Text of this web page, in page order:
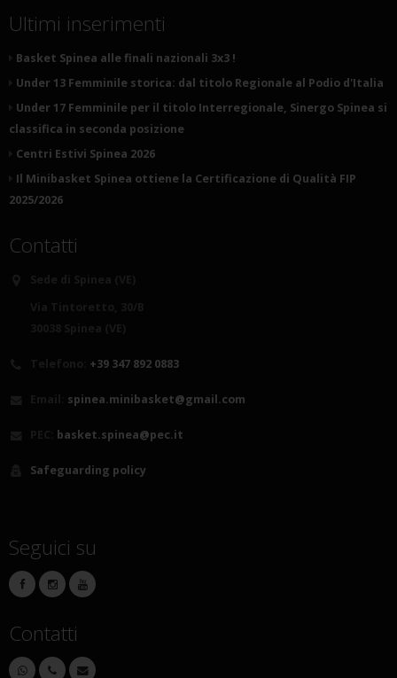
Ultimi inserimenti
Basket Spinea alle finali nazionali 3x3 !
Under 13 Femminile storica: dal titolo Regionale al Podio d'Italia
Under 17 Femminile per il titolo Interregionale, Sinergo Spinea si
classifica in seconda posizione
Centri Estivi Spinea 2026
Il Minibasket Spinea ottiene la Certificazione di Qualità FIP
2025/2026
Contatti
+39 347 892 0883
spinea.minibasket@gmail.com
basket.spinea@pec.it
Safeguarding policy
Seguici su
Contatti